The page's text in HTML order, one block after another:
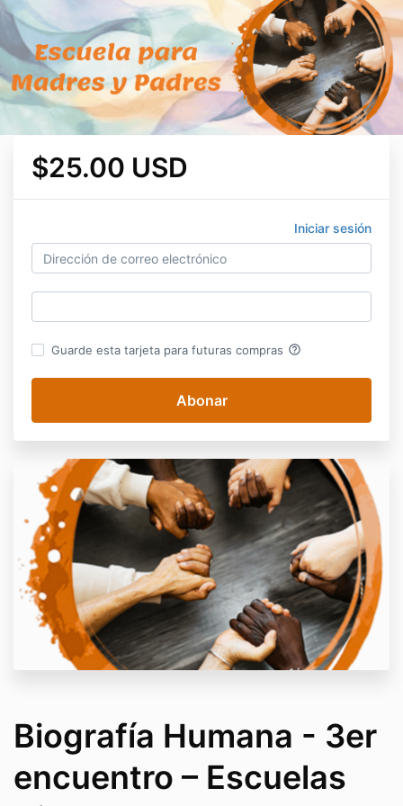
$25.00 USD
Iniciar sesión
Guarde esta tarjeta para futuras compras help_outline
Biografía Humana - 3er
encuentro – Escuelas